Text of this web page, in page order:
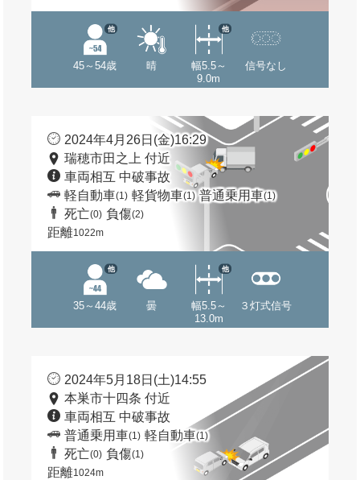
45～54歳
他
晴
幅5.5～
9.0m
他
信号なし
2024年4月26日(金)16:29
瑞穂市田之上 付近
車両相互 中破事故
軽自動車(1) 軽貨物車(1) 普通乗用車(1)
死亡(0) 負傷(2)
距離1022m
35～44歳
他
曇
幅5.5～
13.0m
他
３灯式信号
2024年5月18日(土)14:55
本巣市十四条 付近
車両相互 中破事故
普通乗用車(1) 軽自動車(1)
死亡(0) 負傷(1)
距離1024m